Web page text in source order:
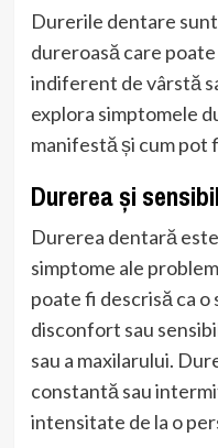
Durerile dentare
dureroasă care
indiferent de vârstă
explora simptomele
manifestă și cum pot
Durerea și
Durerea dentară
simptome ale
poate fi descrisă ca o
disconfort sau
sau a maxilarului.
constantă sau
intensitate de la o